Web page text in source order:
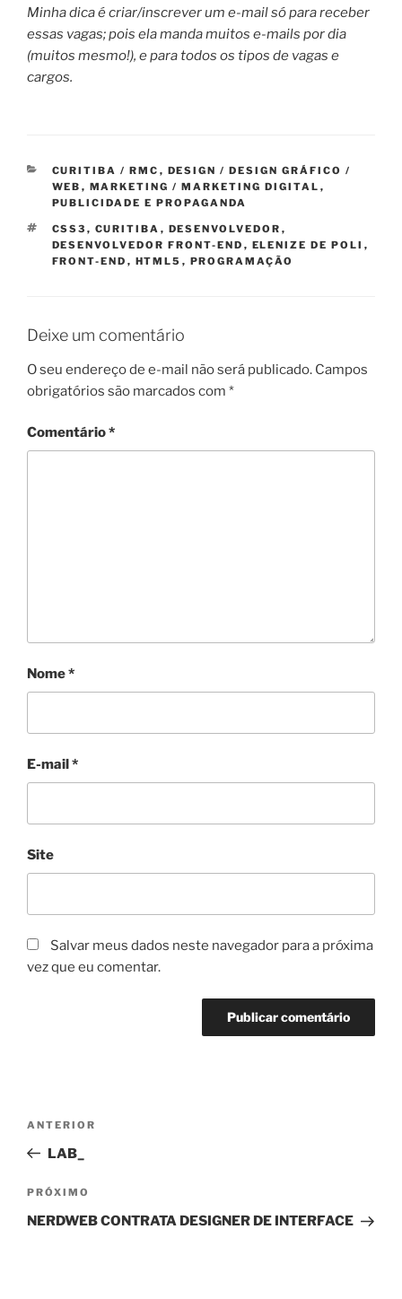
Minha dica é criar/inscrever um e-mail só para receber
essas vagas; pois ela manda muitos e-mails por dia
(muitos mesmo!), e para todos os tipos de vagas e
cargos.
CATEGORIAS
CURITIBA / RMC , DESIGN / DESIGN GRÁFICO /
WEB , MARKETING / MARKETING DIGITAL ,
PUBLICIDADE E PROPAGANDA
TAGS
CSS3 , CURITIBA , DESENVOLVEDOR ,
DESENVOLVEDOR FRONT-END , ELENIZE DE POLI ,
FRONT-END , HTML5 , PROGRAMAÇÃO
Deixe um comentário
O seu endereço de e-mail não será publicado. Campos
obrigatórios são marcados com *
Comentário*
Nome*
E-mail*
Site
Salvar meus dados neste navegador para a próxima
vez que eu comentar.
Post
Post
anterior
ANTERIOR
LAB_
Próximo
post
PRÓXIMO
NERDWEB CONTRATA DESIGNER DE INTERFACE